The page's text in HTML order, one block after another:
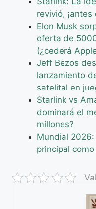
revivió,
Elon Musk
oferta de
(¿cederá
Jeff Bezos
lanzamiento
satelital en
Starlink vs
dominará el
millones?
Mundial
principal